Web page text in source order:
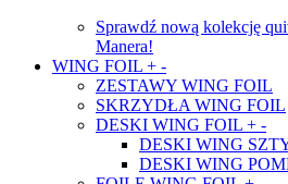
Sprawdź nową kolekcję
Manera!
WING FOIL + -
ZESTAWY WING FOIL
SKRZYDŁA WING FOIL
DESKI WING FOIL + -
DESKI WING
DESKI WING